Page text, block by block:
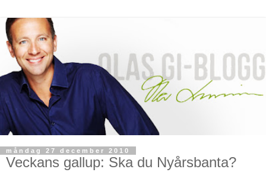
måndag 27 december 2010
Veckans gallup: Ska du Nyårsbanta?